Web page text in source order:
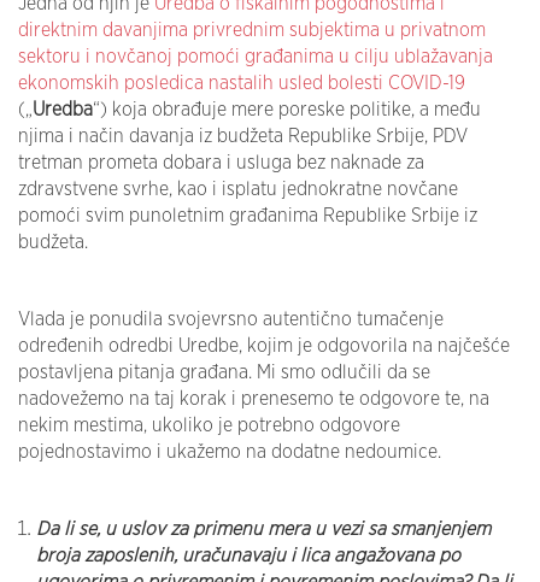
direktnim davanjima privrednim subjektima u privatnom
sektoru i novčanoj pomoći građanima u cilju ublažavanja
ekonomskih posledica nastalih usled bolesti COVID-19
(„Uredba“) koja obrađuje mere poreske politike, a među
njima i način davanja iz budžeta Republike Srbije, PDV
tretman prometa dobara i usluga bez naknade za
zdravstvene svrhe, kao i isplatu jednokratne novčane
pomoći svim punoletnim građanima Republike Srbije iz
budžeta.
Vlada je ponudila svojevrsno autentično tumačenje
određenih odredbi Uredbe, kojim je odgovorila na najčešće
postavljena pitanja građana. Mi smo odlučili da se
nadovežemo na taj korak i prenesemo te odgovore te, na
nekim mestima, ukoliko je potrebno odgovore
pojednostavimo i ukažemo na dodatne nedoumice.
Da li se, u uslov za primenu mera u vezi sa smanjenjem
broja zaposlenih, uračunavaju i lica angažovana po